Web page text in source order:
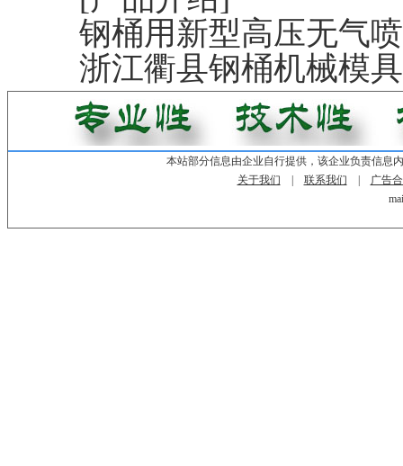
钢桶用新型高压无气
浙江衢县钢桶机械模
本站部分信息由企业自行提供，该企业负责信息
关于我们
联系我们
广告